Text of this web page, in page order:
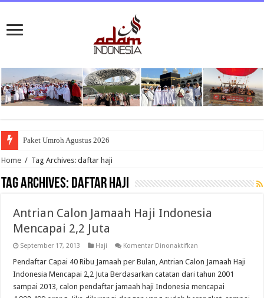
Paket Umroh Agustus 2026
Home / Tag Archives: daftar haji
Tag Archives: daftar haji
Antrian Calon Jamaah Haji Indonesia
Mencapai 2,2 Juta
September 17, 2013 Haji Komentar Dinonaktifkan
Calon
Jamaah
Haji
Indonesia
Mencapai
Pendaftar Capai 40 Ribu Jamaah per Bulan, Antrian Calon Jamaah Haji
Indonesia Mencapai 2,2 Juta Berdasarkan catatan dari tahun 2001
sampai 2013, calon pendaftar jamaah haji Indonesia mencapai